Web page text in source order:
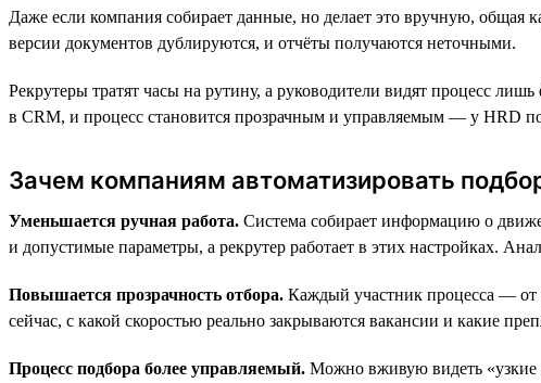
Даже если компания собирает данные, но делает это вручную, общая
версии документов дублируются, и отчёты получаются неточными.
Рекрутеры тратят часы на рутину, а руководители видят процесс
в CRM, и процесс становится прозрачным и управляемым — у HRD
Зачем компаниям автоматизировать
Уменьшается ручная работа. Система собирает информацию о
и допустимые параметры, а рекрутер работает в этих настройках.
Повышается прозрачность отбора. Каждый участник процесса — от
сейчас, с какой скоростью реально закрываются вакансии и какие
Процесс подбора более управляемый. Можно вживую видеть «узкие